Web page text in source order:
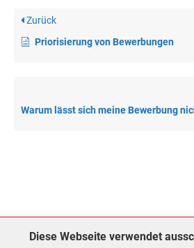
Zurück
Priorisierung von Bewerbungen
Diese Webseite verwendet